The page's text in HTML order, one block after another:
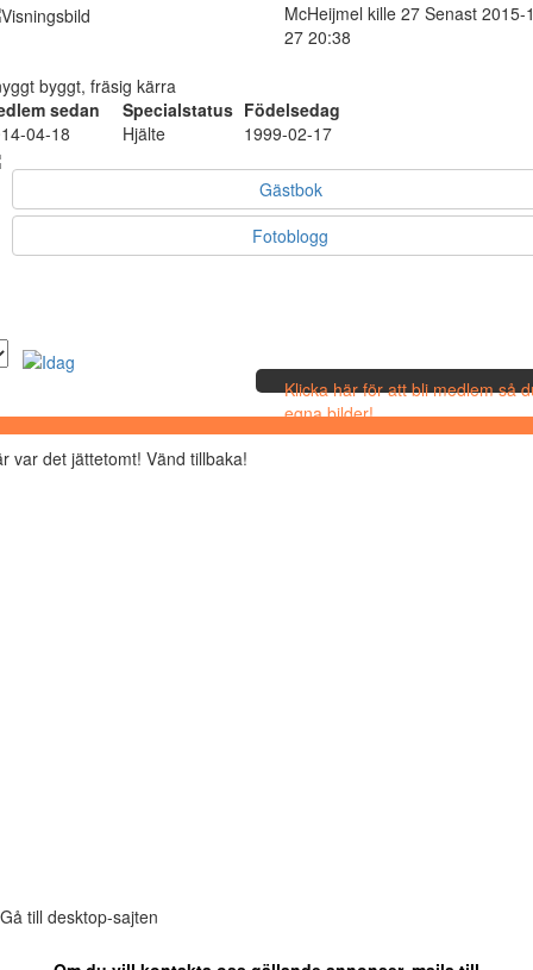
McHeijmel kille 27 Senast 2015-
27 20:38
byggt, fräsig kärra
sedan
Specialstatus Födelsedag
04-18
Hjälte 1999-02-17
Gästbok
Fotoblogg
Klicka här för att bli medlem så
egna bilder!
var det jättetomt! Vänd tillbaka!
Gå till desktop-sajten